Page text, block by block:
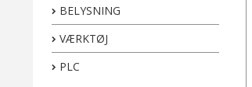
BELYSNING
VÆRKTØJ
PLC